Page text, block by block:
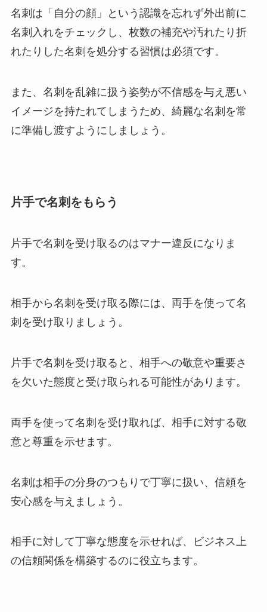
名刺は「自分の顔」という認識を忘れず外出前に
名刺入れをチェックし、枚数の補充や汚れたり折
れたりした名刺を処分する習慣は必須です。
また、名刺を乱雑に扱う姿勢が不信感を与え悪い
イメージを持たれてしまうため、綺麗な名刺を常
に準備し渡すようにしましょう。
片手で名刺をもらう
片手で名刺を受け取るのはマナー違反になりま
す。
相手から名刺を受け取る際には、両手を使って名
刺を受け取りましょう。
片手で名刺を受け取ると、相手への敬意や重要さ
を欠いた態度と受け取られる可能性があります。
両手を使って名刺を受け取れば、相手に対する敬
意と尊重を示せます。
名刺は相手の分身のつもりで丁寧に扱い、信頼を
安心感を与えましょう。
相手に対して丁寧な態度を示せれば、ビジネス上
の信頼関係を構築するのに役立ちます。